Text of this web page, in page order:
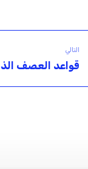
التالي
قواعد العصف